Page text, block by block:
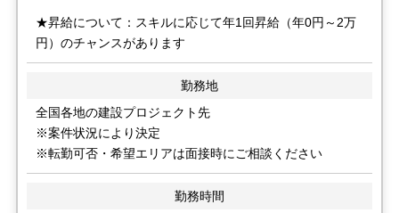
★昇給について：スキルに応じて年1回昇給（年0円～2万
円）のチャンスがあります
勤務地
全国各地の建設プロジェクト先
※案件状況により決定
※転勤可否・希望エリアは面接時にご相談ください
勤務時間